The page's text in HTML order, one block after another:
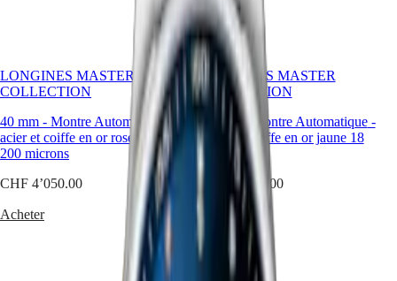
CHRONOGRAPH
HYDROCONQUEST
HYDROCONQUEST
GMT
Spirit
LONGINES
SPIRIT
LONGINES
LONGINES
국
Hong
SAR
(En)
香
港
别
LONGINES MASTER
COLLECTION
40 mm - Montre Automatique-
acier et coiffe en or rose 18 carats
200 microns
CHF 4’050.00
Acheter
LONGINES MASTER
COLLECTION
40 mm- Montre Automatique-
Acier et coiffe en or jaune 18
carats
CHF 4’050.00
Acheter